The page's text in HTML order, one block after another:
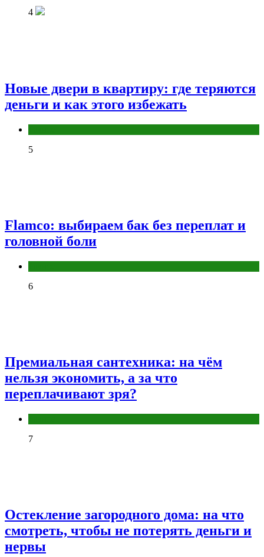
4
Новые двери в квартиру: где теряются
деньги и как этого избежать
5
Flamco: выбираем бак без переплат и
головной боли
6
Премиальная сантехника: на чём
нельзя экономить, а за что
переплачивают зря?
7
Остекление загородного дома: на что
смотреть, чтобы не потерять деньги и
нервы